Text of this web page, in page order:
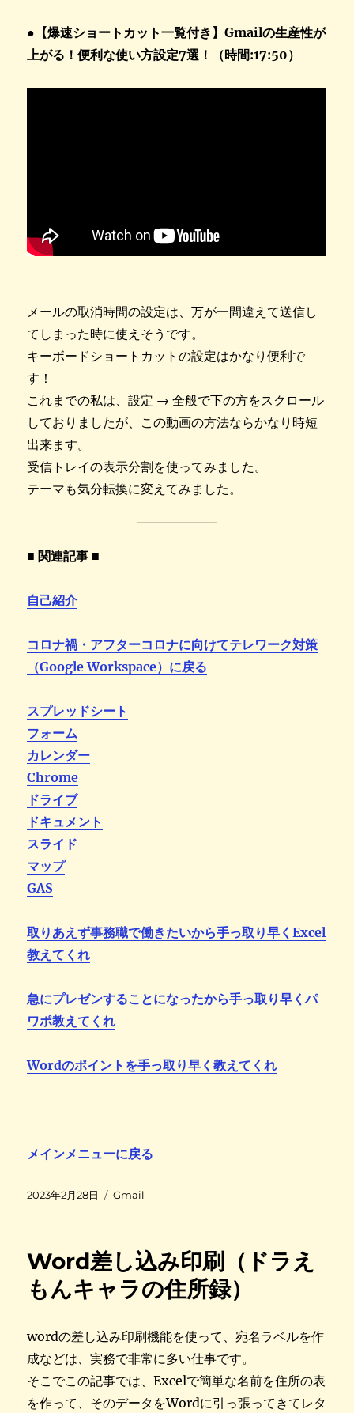
●【爆速ショートカット一覧付き】Gmailの生産性が
上がる！便利な使い方設定7選！（時間:17:50）
メールの取消時間の設定は、万が一間違えて送信し
てしまった時に使えそうです。
キーボードショートカットの設定はかなり便利で
す！
これまでの私は、設定 → 全般で下の方をスクロール
しておりましたが、この動画の方法ならかなり時短
出来ます。
受信トレイの表示分割を使ってみました。
テーマも気分転換に変えてみました。
■ 関連記事 ■
自己紹介
コロナ禍・アフターコロナに向けてテレワーク対策
（Google Workspace）に戻る
スプレッドシート
フォーム
カレンダー
Chrome
ドライブ
ドキュメント
スライド
マップ
GAS
取りあえず事務職で働きたいから手っ取り早くExcel
教えてくれ
急にプレゼンすることになったから手っ取り早くパ
ワポ教えてくれ
Wordのポイントを手っ取り早く教えてくれ
メインメニューに戻る
投
2023年2月28日
カ
ー
Gmail
Word差し込み印刷（ドラえ
もんキャラの住所録）
wordの差し込み印刷機能を使って、宛名ラベルを作
成などは、実務で非常に多い仕事です。
そこでこの記事では、Excelで簡単な名前を住所の表
を作って、そのデータをWordに引っ張ってきてレタ